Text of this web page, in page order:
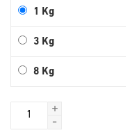
1 Kg
3 Kg
8 Kg
+
-